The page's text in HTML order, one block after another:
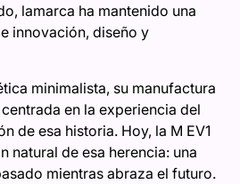
lamarca ha mantenido una
innovación, diseño y
minimalista, su manufactura
en la experiencia del
de esa historia. Hoy, la M EV1
natural de esa herencia: una
mientras abraza el futuro.